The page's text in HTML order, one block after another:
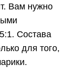
Вам нужно
Состава
для того,